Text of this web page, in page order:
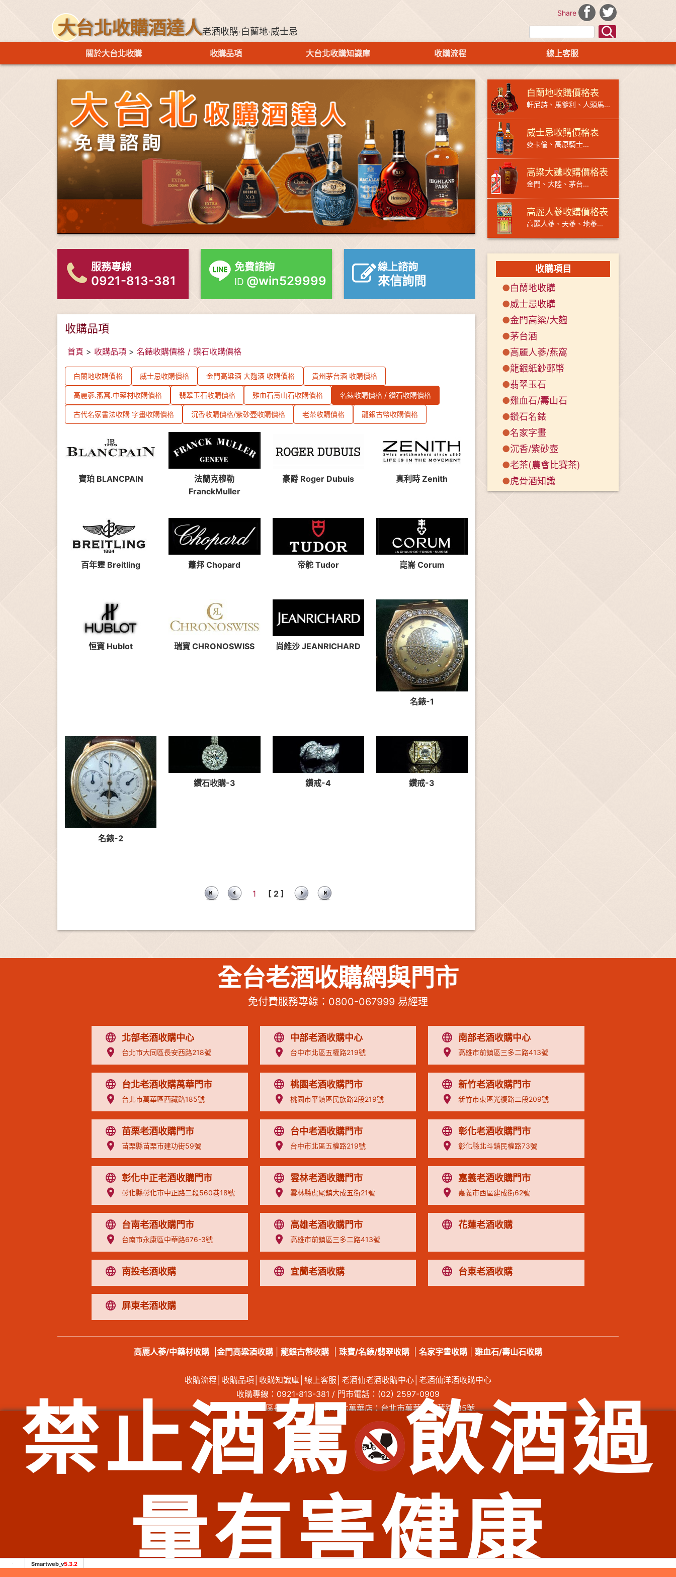
大台北收購酒達人老酒收購‧白蘭地‧威士忌
Share
關於大台北收購 收購品項 大台北收購知識庫 收購流程 線上客服
服務專線
0921-813-381
免費諮詢
ID @win529999
線上諮詢
來信詢問
收購品項
首頁 > 收購品項 > 名錶收購價格 / 鑽石收購價格
白蘭地收購價格 威士忌收購價格 金門高粱酒 大麴酒 收購價格 貴州茅台酒 收購價格
高麗蔘.燕窩.中藥材收購價格 翡翠玉石收購價格 雞血石壽山石收購價格 名錶收購價格 / 鑽石收購價格
古代名家書法收購 字畫收購價格 沉香收購價格/紫砂壺收購價格 老茶收購價格 龍銀古幣收購價格
寶珀 BLANCPAIN
法蘭克穆勒
FranckMuller
豪爵 Roger Dubuis 真利時 Zenith
百年靈 Breitling 蕭邦 Chopard 帝舵 Tudor 崑崙 Corum
恒寶 Hublot 瑞寶 CHRONOSWISS 尚維沙 JEANRICHARD
名錶-1
名錶-2
鑽石收購-3 鑽戒-4 鑽戒-3
1 [ 2 ]
白蘭地收購價格表
軒尼詩、馬爹利、人頭馬...
威士忌收購價格表
麥卡倫、高原騎士...
高粱大麯收購價格表
金門、大陸、茅台...
高麗人蔘收購價格表
高麗人蔘、天蔘、地蔘...
收購項目
●白蘭地收購
●威士忌收購
●金門高粱/大麴
●茅台酒
●高麗人蔘/燕窩
●龍銀紙鈔郵幣
●翡翠玉石
●雞血石/壽山石
●鑽石名錶
●名家字畫
●沉香/紫砂壺
●老茶(農會比賽茶)
●虎骨酒知識
全台老酒收購網與門市
免付費服務專線： 0800-067999 易經理
北部老酒收購中心
台北市大同區長安西路218號
中部老酒收購中心
台中市北區五權路219號
南部老酒收購中心
高雄市前鎮區三多二路413號
台北老酒收購萬華門市
台北市萬華區西藏路185號
桃園老酒收購門市
桃園市平鎮區民族路2段219號
新竹老酒收購門市
新竹市東區光復路二段209號
苗栗老酒收購門市
苗栗縣苗栗市建功街59號
台中老酒收購門市
台中市北區五權路219號
彰化老酒收購門市
彰化縣北斗鎮民權路73號
彰化中正老酒收購門市
彰化縣彰化市中正路二段560巷18號
雲林老酒收購門市
雲林縣虎尾鎮大成五街21號
嘉義老酒收購門市
嘉義市西區建成街62號
台南老酒收購門市
台南市永康區中華路676-3號
高雄老酒收購門市
高雄市前鎮區三多二路413號
花蓮老酒收購
南投老酒收購 宜蘭老酒收購 台東老酒收購
屏東老酒收購
高麗人蔘/中藥材收購 金門高粱酒收購 龍銀古幣收購 珠寶/名錶/翡翠收購 名家字畫收購 雞血石/壽山石收購
收購流程 收購品項 收購知識庫 線上客服 老酒仙老酒收購中心 老酒仙洋酒收購中心
收購專線： 0921-813-381 / 門市電話： (02) 2597-0909
總店：台北市大同區長安西路218號│台北萬華店：台北市萬華區西藏路185號
服務範圍：臺北市北投區老酒收購、臺北市士林區老酒收購、臺北市內湖區老酒收購、臺北市南港區老酒收購、臺北市大同區老酒收購、臺北市萬華區老酒收購、臺北市中正區老酒收購、臺北市大安區老酒收
購、臺北市信義區老酒收購、臺北市中山區老酒收購、臺北市松山區老酒收購、新北市萬里區老酒收購、新北市金山區老酒收購、新北市板橋區老酒收購、新北市汐止區老酒收購、新北市深坑區老酒收購、新北
市石碇區老酒收購、新北市瑞芳區老酒收購、新北市雙溪區老酒收購、新北市平溪區老酒收購、新北市貢寮區老酒收購、新北市新店區老酒收購、新北市坪林區老酒收購、新北市烏來區老酒收購、新北市永和區
老酒收購、新北市中和區老酒收購、新北市土城區老酒收購、新北市三峽區老酒收購、新北市樹林區老酒收購、新北市鶯歌區老酒收購、新北市新莊區老酒收購、新北市三重區老酒收購、新北市泰山區老酒收
購、新北市林口區老酒收購、新北市蘆洲區老酒收購、新北市五股區老酒收購、新北市八里區老酒收購、新北市淡水區老酒收購、新北市三芝區老酒收購、新北市石門區老酒收購、基隆市仁愛區老酒收購、基隆
禁止酒駕 飲酒過
量有害健康
Smartweb_v5.3.2